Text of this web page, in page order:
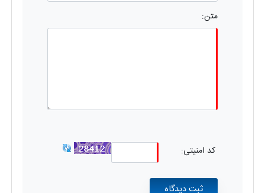
متن:
کد امنیتی: